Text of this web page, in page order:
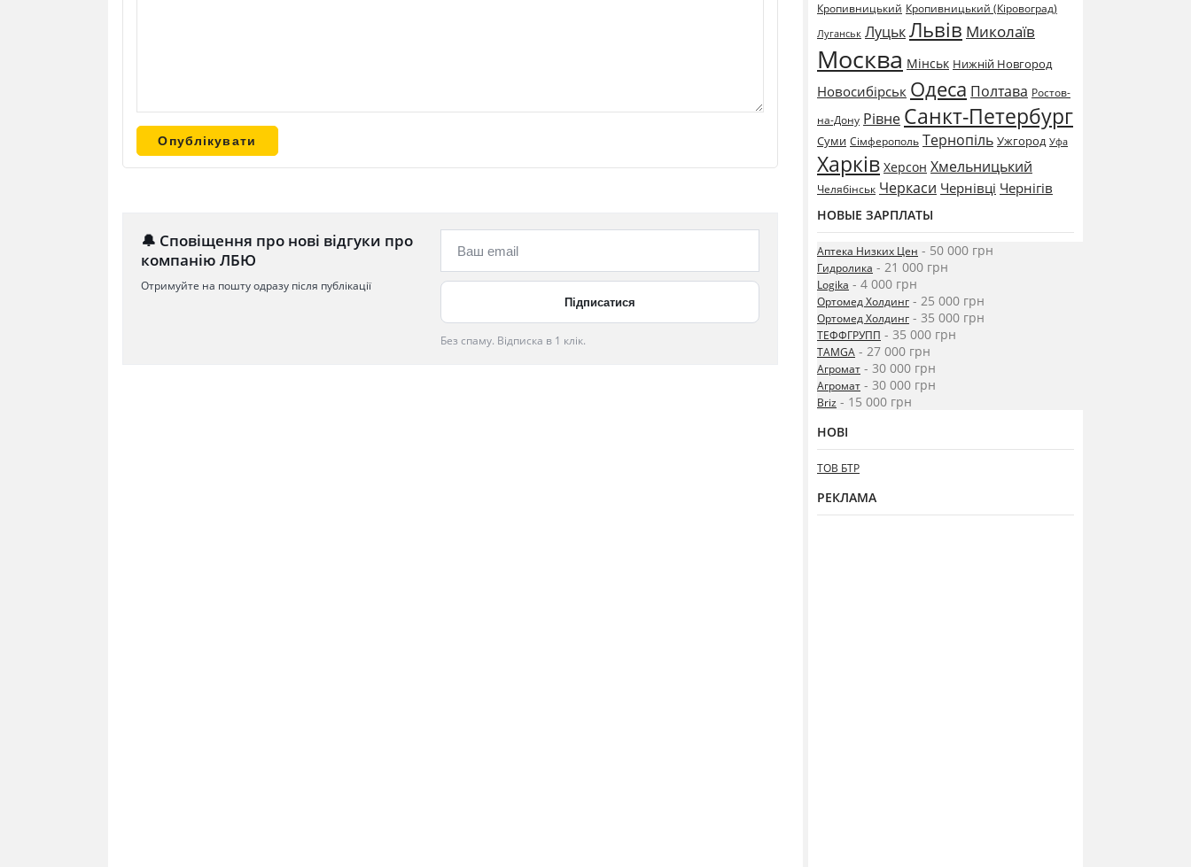
🔔 Сповіщення про нові відгуки про
компанію ЛБЮ
Отримуйте на пошту одразу після публікації
Без спаму. Відписка в 1 клік.
Кропивницький Кропивницький (Кіровоград)
Луганськ ЛуцькЛьвів Миколаїв
Москва Мінськ Нижній Новгород
Новосибірськ Одеса Полтава Ростов-
на-Дону Рівне Санкт-Петербург
Суми Сімферополь Тернопіль Ужгород Уфа
Харків Херсон Хмельницький
Челябінськ Черкаси Чернівці Чернігів
НОВЫЕ ЗАРПЛАТЫ
Аптека Низких Цен - 50 000 грн
Гидролика - 21 000 грн
Logika - 4 000 грн
Ортомед Холдинг - 25 000 грн
Ортомед Холдинг - 35 000 грн
ТЕФФГРУПП - 35 000 грн
TAMGA - 27 000 грн
Агромат - 30 000 грн
Агромат - 30 000 грн
Briz - 15 000 грн
НОВІ
ТОВ БТР
РЕКЛАМА